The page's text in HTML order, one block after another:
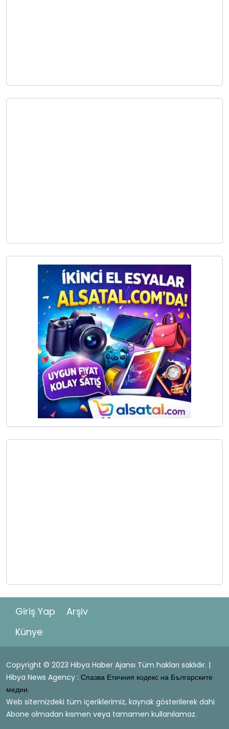
Giriş Yap
Arşiv
Künye
Copyright © 2023 Hibya Haber Ajansı Tüm hakları saklıdır. |
Hibya News Agency : Спазва Етичния кодекс на Българските
медии.
Web sitemizdeki tüm içeriklerimiz, kaynak gösterilerek dahi
Abone olmadan kısmen veya tamamen kullanılamaz.